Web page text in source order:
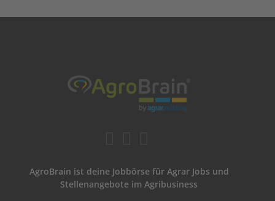
AgroBrain ist deine Jobbörse für Agrar Jobs und
Stellenangebote im Agribusiness